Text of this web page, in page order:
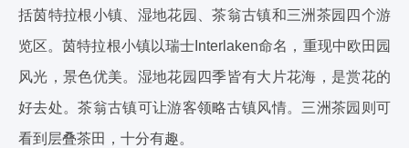
括茵特拉根小镇、湿地花园、茶翁古镇和三洲茶园四个游
览区。茵特拉根小镇以瑞士Interlaken命名，重现中欧田园
风光，景色优美。湿地花园四季皆有大片花海，是赏花的
好去处。茶翁古镇可让游客领略古镇风情。三洲茶园则可
看到层叠茶田，十分有趣。